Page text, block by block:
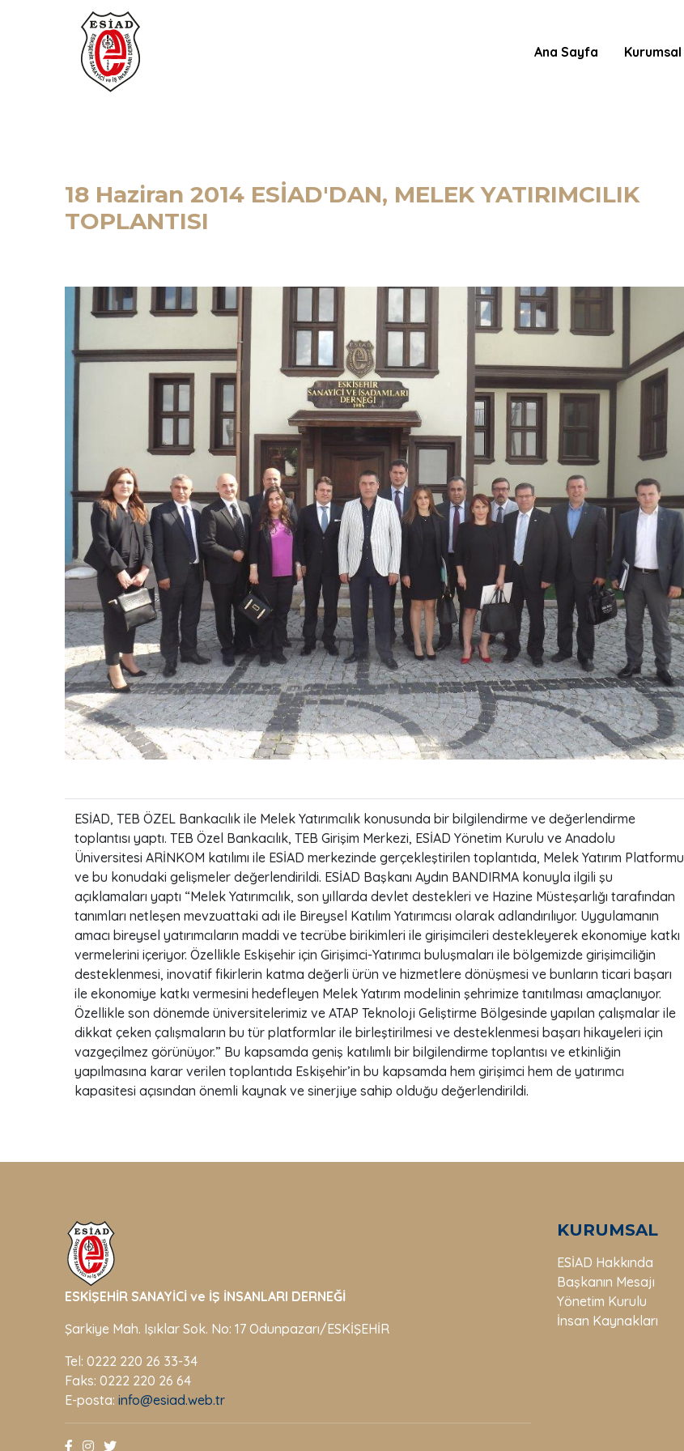
Ana Sayfa Kurumsal
18 Haziran 2014 ESİAD'DAN, MELEK YATIRIMCILIK
TOPLANTISI
ESİAD, TEB ÖZEL Bankacılık ile Melek Yatırımcılık konusunda bir bilgilendirme ve değerlendirme
toplantısı yaptı. TEB Özel Bankacılık, TEB Girişim Merkezi, ESİAD Yönetim Kurulu ve Anadolu
Üniversitesi ARİNKOM katılımı ile ESİAD merkezinde gerçekleştirilen toplantıda, Melek Yatırım Platformu
ve bu konudaki gelişmeler değerlendirildi. ESİAD Başkanı Aydın BANDIRMA konuyla ilgili şu
açıklamaları yaptı “Melek Yatırımcılık, son yıllarda devlet destekleri ve Hazine Müsteşarlığı tarafından
tanımları netleşen mevzuattaki adı ile Bireysel Katılım Yatırımcısı olarak adlandırılıyor. Uygulamanın
amacı bireysel yatırımcıların maddi ve tecrübe birikimleri ile girişimcileri destekleyerek ekonomiye katkı
vermelerini içeriyor. Özellikle Eskişehir için Girişimci-Yatırımcı buluşmaları ile bölgemizde girişimciliğin
desteklenmesi, inovatif fikirlerin katma değerli ürün ve hizmetlere dönüşmesi ve bunların ticari başarı
ile ekonomiye katkı vermesini hedefleyen Melek Yatırım modelinin şehrimize tanıtılması amaçlanıyor.
Özellikle son dönemde üniversitelerimiz ve ATAP Teknoloji Geliştirme Bölgesinde yapılan çalışmalar ile
dikkat çeken çalışmaların bu tür platformlar ile birleştirilmesi ve desteklenmesi başarı hikayeleri için
vazgeçilmez görünüyor.” Bu kapsamda geniş katılımlı bir bilgilendirme toplantısı ve etkinliğin
yapılmasına karar verilen toplantıda Eskişehir’in bu kapsamda hem girişimci hem de yatırımcı
kapasitesi açısından önemli kaynak ve sinerjiye sahip olduğu değerlendirildi.
ESKİŞEHİR SANAYİCİ ve İŞ İNSANLARI DERNEĞİ
Şarkiye Mah. Işıklar Sok. No: 17 Odunpazarı/ESKİŞEHİR
Tel: 0222 220 26 33-34
Faks: 0222 220 26 64
E-posta: info@esiad.web.tr
KURUMSAL
ESİAD Hakkında
Başkanın Mesajı
Yönetim Kurulu
İnsan Kaynakları